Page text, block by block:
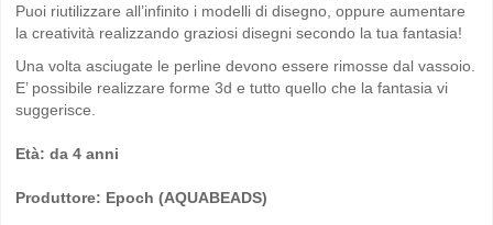
Puoi riutilizzare all’infinito i modelli di disegno, oppure aumentare
la creatività realizzando graziosi disegni secondo la tua fantasia!
Una volta asciugate le perline devono essere rimosse dal vassoio.
E’ possibile realizzare forme 3d e tutto quello che la fantasia vi
suggerisce.
Età: da 4 anni
Produttore: Epoch (AQUABEADS)